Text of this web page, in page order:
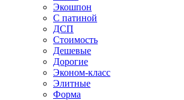
Экошпон
С патиной
ДСП
Стоимость
Дешевые
Дорогие
Эконом-класс
Элитные
Форма